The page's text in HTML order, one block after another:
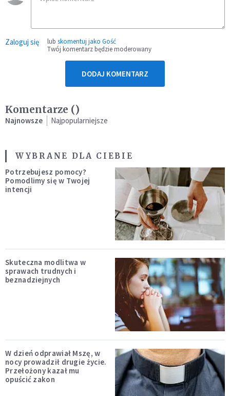
Zaloguj się lub skomentuj jako Gość
Twój komentarz będzie moderowany
DODAJ KOMENTARZ
Komentarze ()
Najnowsze Najpopularniejsze
WYBRANE DLA CIEBIE
Potrzebujesz pomocy?
Pomodlimy się w Twojej
intencji
Skuteczna modlitwa w
sprawach trudnych i
beznadziejnych
W dzień odprawiał Mszę, w
nocy prowadził drugie życie.
Przełożony kazał mu
opuścić zakon